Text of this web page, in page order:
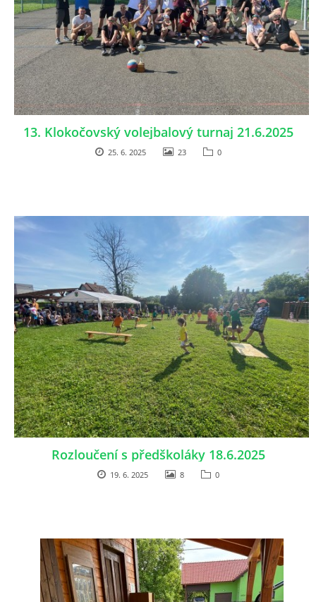
13. Klokočovský volejbalový turnaj 21.6.2025
25. 6. 2025 23 0
Rozloučení s předškoláky 18.6.2025
19. 6. 2025 8 0